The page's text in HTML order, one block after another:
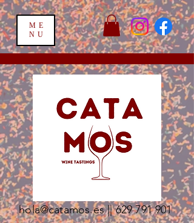
ME
NU
hola@catamos.es||629 791 901